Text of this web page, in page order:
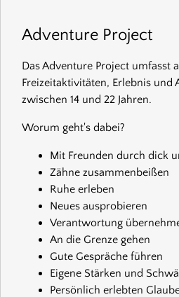
Adventure Project
Das Adventure Project umfasst
Freizeitaktivitäten, Erlebnis und
zwischen 14 und 22 Jahren.
Worum geht's dabei?
Mit Freunden durch dick
Zähne zusammenbeißen
Ruhe erleben
Neues ausprobieren
Verantwortung
An die Grenze gehen
Gute Gespräche führen
Eigene Stärken und
Persönlich erlebten